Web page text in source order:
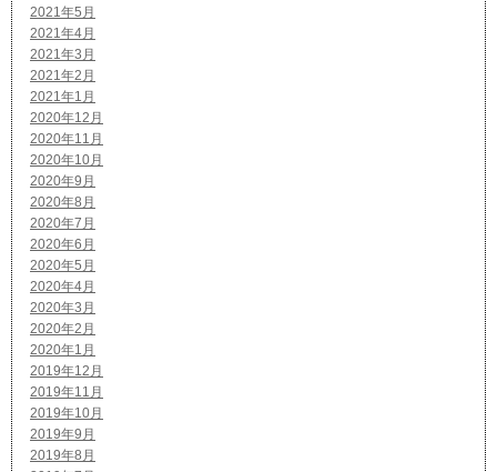
2021年5月
2021年4月
2021年3月
2021年2月
2021年1月
2020年12月
2020年11月
2020年10月
2020年9月
2020年8月
2020年7月
2020年6月
2020年5月
2020年4月
2020年3月
2020年2月
2020年1月
2019年12月
2019年11月
2019年10月
2019年9月
2019年8月